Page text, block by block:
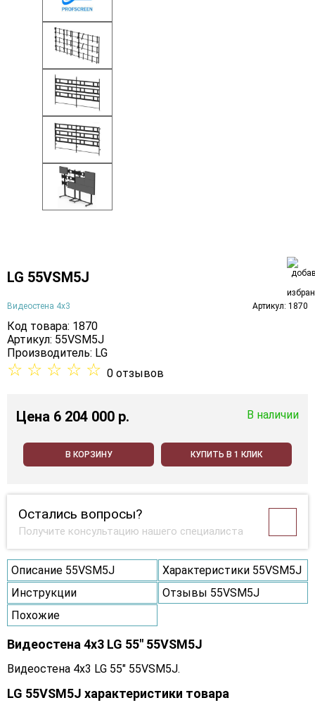
LG 55VSM5J
Видеостена 4х3 Артикул: 1870
Код товара: 1870
Артикул: 55VSM5J
Производитель: LG
☆ ☆ ☆ ☆ ☆ 0 отзывов
Цена 6 204 000 p. В наличии
В КОРЗИНУ КУПИТЬ В 1 КЛИК
Остались вопросы?
Получите консультацию нашего специалиста
Описание 55VSM5J
Характеристики 55VSM5J
Инструкции
Отзывы 55VSM5J
Похожие
Видеостена 4x3 LG 55" 55VSM5J
Видеостена 4x3 LG 55" 55VSM5J.
LG 55VSM5J характеристики товара